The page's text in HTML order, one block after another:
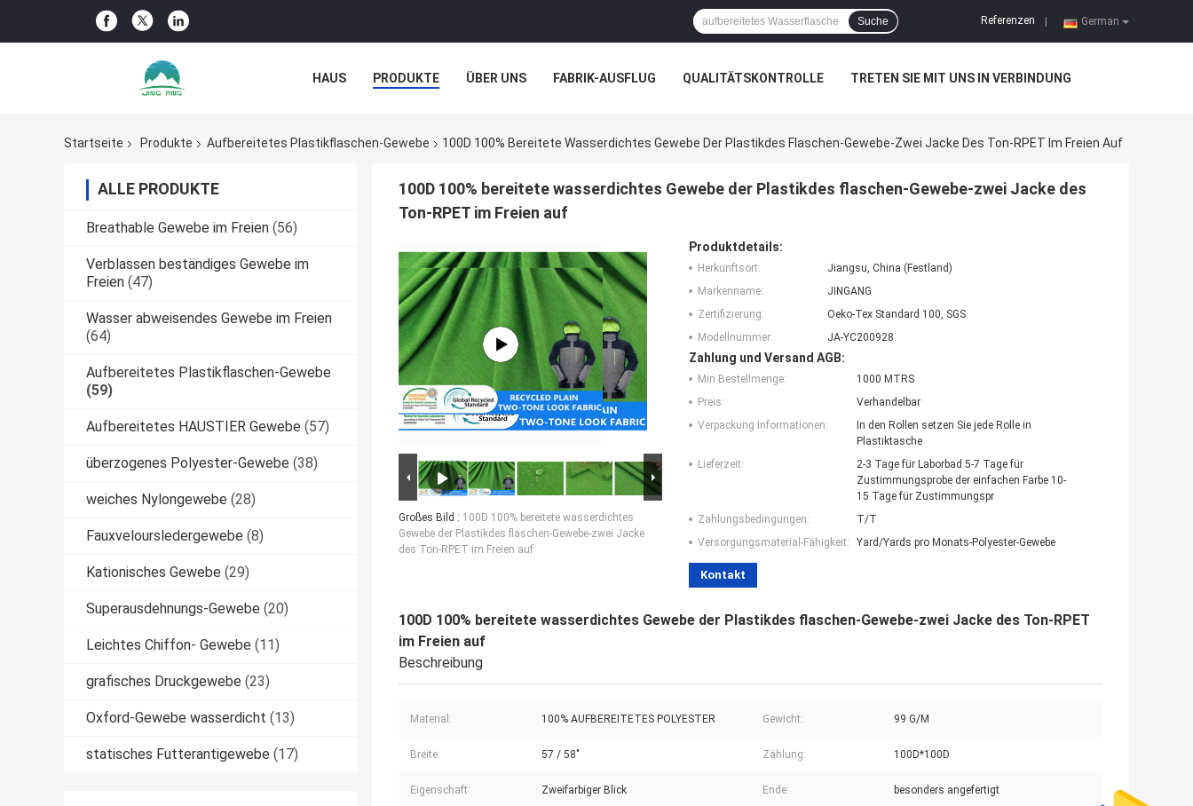
German
Referenzen
Suche
HAUS PRODUKTE ÜBER UNS FABRIK-AUSFLUG QUALITÄTSKONTROLLE TRETEN SIE MIT UNS IN VERBINDUNG
Startseite
Produkte Aufbereitetes Plastikflaschen-Gewebe 100D 100% Bereitete Wasserdichtes Gewebe Der Plastikdes Flaschen-Gewebe-Zwei Jacke Des Ton-RPET Im Freien Auf
ALLE PRODUKTE
Breathable Gewebe im Freien (56)
Verblassen beständiges Gewebe im
Freien (47)
Wasser abweisendes Gewebe im Freien
(64)
Aufbereitetes Plastikflaschen-Gewebe
(59)
Aufbereitetes HAUSTIER Gewebe (57)
überzogenes Polyester-Gewebe (38)
weiches Nylongewebe (28)
Fauxveloursledergewebe (8)
Kationisches Gewebe (29)
Superausdehnungs-Gewebe (20)
Leichtes Chiffon- Gewebe (11)
grafisches Druckgewebe (23)
Oxford-Gewebe wasserdicht (13)
statisches Futterantigewebe (17)
100D 100% bereitete wasserdichtes Gewebe der Plastikdes flaschen-Gewebe-zwei Jacke des
Ton-RPET im Freien auf
Großes Bild : 100D 100% bereitete wasserdichtes
Gewebe der Plastikdes flaschen-Gewebe-zwei Jacke
des Ton-RPET im Freien auf
Produktdetails:
Herkunftsort:
Jiangsu, China (Festland)
Markenname:
JINGANG
Zertifizierung:
Oeko-Tex Standard 100, SGS
Modellnummer:
JA-YC200928
Zahlung und Versand AGB:
Min Bestellmenge:
1000 MTRS
Preis:
Verhandelbar
Verpackung Informationen:
In den Rollen setzen Sie jede Rolle in
Plastiktasche
Lieferzeit:
2-3 Tage für Laborbad 5-7 Tage für
Zustimmungsprobe der einfachen Farbe 10-
15 Tage für Zustimmungspr
Zahlungsbedingungen:
T/T
Versorgungsmaterial-Fähigkeit:
Yard/Yards pro Monats-Polyester-Gewebe
Kontakt
100D 100% bereitete wasserdichtes Gewebe der Plastikdes flaschen-Gewebe-zwei Jacke des Ton-RPET
im Freien auf
Beschreibung
Material: 100% AUFBEREITETES POLYESTER Gewicht: 99 G/M
Breite: 57 / 58" Zählung: 100D*100D
Eigenschaft: Zweifarbiger Blick Ende: besonders angefertigt